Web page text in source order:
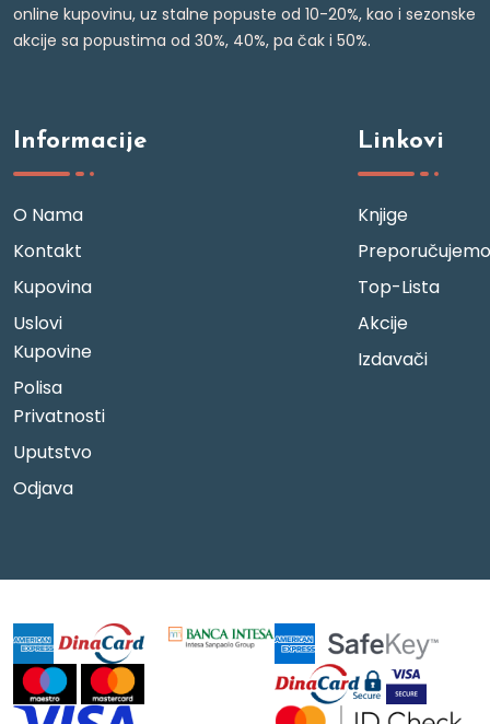
online kupovinu, uz stalne popuste od 10-20%, kao i sezonske
akcije sa popustima od 30%, 40%, pa čak i 50%.
Informacije
O Nama
Kontakt
Kupovina
Uslovi
Kupovine
Polisa
Privatnosti
Uputstvo
Odjava
Linkovi
Knjige
Preporučujemo
Top-Lista
Akcije
Izdavači